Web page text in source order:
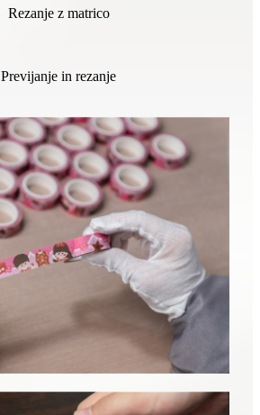
Rezanje z matrico
Previjanje in rezanje